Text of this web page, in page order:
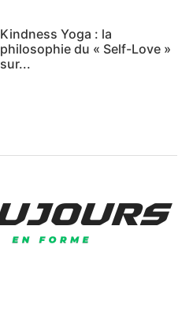
Kindness Yoga : la
philosophie du « Self-Love »
sur...